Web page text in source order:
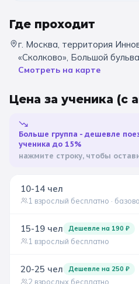
Дарвиновский музей
📍 ПО ГОРОДАМ
Москва
Подмосковье
Санкт-Петербург
Золотое кольцо
Где проходит
г. Москва, территория
«Сколково», Большой
Смотреть на карте
Цена за ученика (с
Больше группа - дешевле
ученика до 15%
нажмите строку, чтобы
10-14 чел
1 взрослый бесплатно ·
15-19 чел Дешевле на 190 ₽
1 взрослый бесплатно
20-25 чел Дешевле на 250 ₽
2 взрослых бесплатно